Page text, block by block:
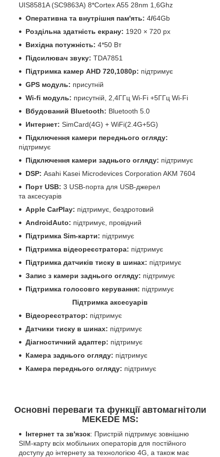
UIS8581A (SC9863A) 8*Cortex A55 28nm 1,6Ghz
Оперативна та внутрішня пам'ять: 4/64Gb
Роздільна здатність екрану: 1920 × 720 px
Вихідна потужність: 4*50 Вт
Підсилювач звуку: TDA7851
Підтримка камер AHD 720,1080р: підтримує
GPS модуль: присутній
Wi-fi модуль: присутній, 2,4ГГц Wi-Fi +5ГГц Wi-Fi
Вбудований Bluetooth: Bluetooth 5.0
Интернет: SimCard(4G) + WiFi(2.4G+5G)
Підключення камери переднього огляду:
підтримує
Підключення камери заднього огляду: підтримує
DSP: Asahi Kasei Microdevices Corporation AKM 7604
Порт USB: 3 USB-порта для USB-джерел
та аксесуарів
Apple CarPlay: підтримує, бездротовий
AndroidAuto: підтримує, провідний
Підтримка Sim-карти: підтримує
Підтримка відеореєстратора: підтримує
Підтримка датчиків тиску в шинах: підтримує
Запис з камери заднього огляду: підтримує
Підтримка голосовго керування: підтримує
Підтримка аксесуарів
Відеореєстратор: підтримує
Датчики тиску в шинах: підтримує
Діагностичний адаптер: підтримує
Камера заднього огляду: підтримує
Камера переднього огляду: підтримує
Основні переваги та функції автомагнітоли
MEKEDE MS:
Інтернет та зв'язок: Пристрій підтримує зовнішню
SIM-карту всіх мобільних операторів для постійного
доступу до інтернету за технологією 4G, а також має